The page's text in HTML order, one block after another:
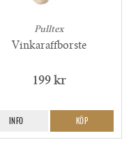
Pulltex
Vinkaraffborste
199 kr
INFO KÖP